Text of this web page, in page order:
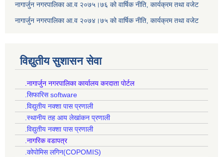
नागार्जुन नगरपालिका आ.व २०७५।७६ को वार्षिक नीति, कार्यक्रम तथा वजेट
नागार्जुन नगरपालिका आ.व २०७४।७५ को वार्षिक नीति, कार्यक्रम तथा वजेट
विद्युतीय सुशासन सेवा
.नागार्जुन नगरपालिका कार्यालय करदाता पोर्टल
.सिफारिस software
.विद्युतीय नक्शा पास प्रणाली
.स्थानीय तह आय लेखांकन प्रणाली
.विद्युतीय नक्शा पास प्रणाली
.नागरिक वडापत्र
.कोपोमिस लगिन(COPOMIS)